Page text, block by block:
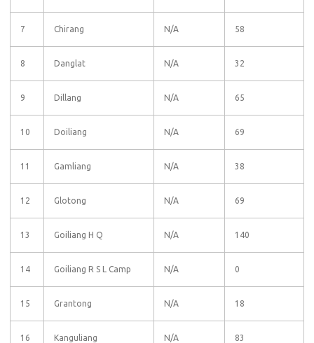
7 Chirang N/A 58
8 Danglat N/A 32
9 Dillang N/A 65
10 Doiliang N/A 69
11 Gamliang N/A 38
12 Glotong N/A 69
13 Goiliang H Q N/A 140
14 Goiliang R S L Camp N/A 0
15 Grantong N/A 18
16 Kanguliang N/A 83